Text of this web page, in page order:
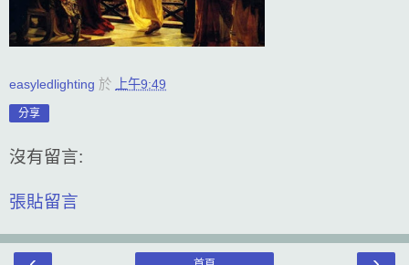
easyledlighting 於 上午9:49
分享
沒有留言:
張貼留言